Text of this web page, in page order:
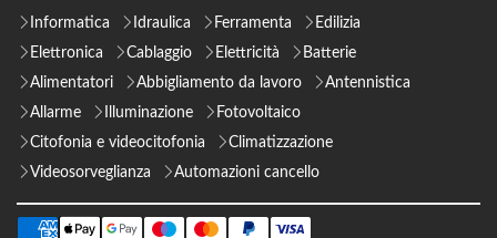
Informatica Idraulica Ferramenta
Edilizia
Elettronica
Cablaggio Elettricità
Batterie
Alimentatori
Abbigliamento da lavoro
Antennistica
Allarme
Illuminazione
Fotovoltaico
Citofonia e videocitofonia
Climatizzazione
Videosorveglianza
Automazioni cancello